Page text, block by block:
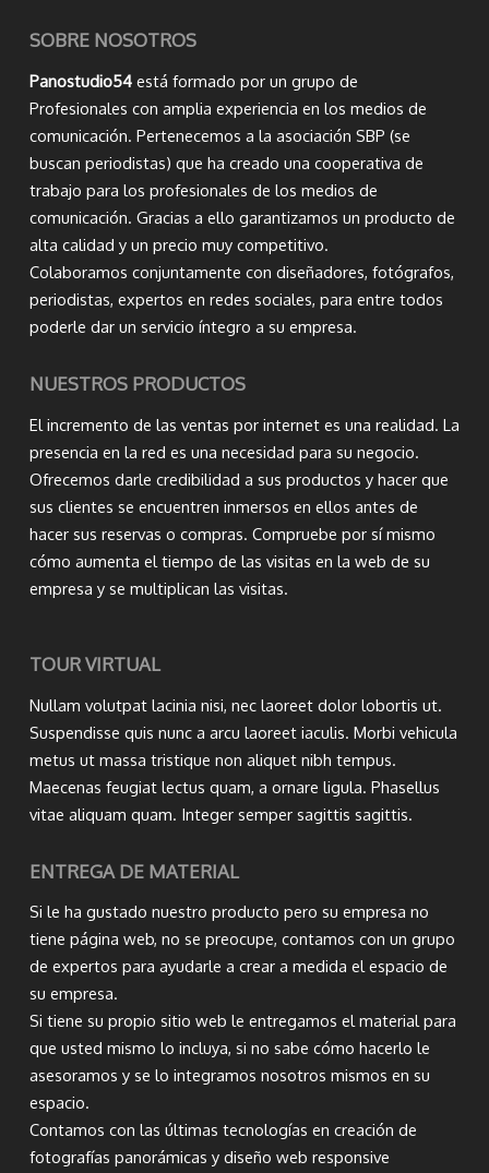
SOBRE NOSOTROS
Panostudio54 está formado por un grupo de
Profesionales con amplia experiencia en los medios de
comunicación. Pertenecemos a la asociación SBP (se
buscan periodistas) que ha creado una cooperativa de
trabajo para los profesionales de los medios de
comunicación. Gracias a ello garantizamos un producto de
alta calidad y un precio muy competitivo.
Colaboramos conjuntamente con diseñadores, fotógrafos,
periodistas, expertos en redes sociales, para entre todos
poderle dar un servicio íntegro a su empresa.
NUESTROS PRODUCTOS
El incremento de las ventas por internet es una realidad. La
presencia en la red es una necesidad para su negocio.
Ofrecemos darle credibilidad a sus productos y hacer que
sus clientes se encuentren inmersos en ellos antes de
hacer sus reservas o compras. Compruebe por sí mismo
cómo aumenta el tiempo de las visitas en la web de su
empresa y se multiplican las visitas.
TOUR VIRTUAL
Nullam volutpat lacinia nisi, nec laoreet dolor lobortis ut.
Suspendisse quis nunc a arcu laoreet iaculis. Morbi vehicula
metus ut massa tristique non aliquet nibh tempus.
Maecenas feugiat lectus quam, a ornare ligula. Phasellus
vitae aliquam quam. Integer semper sagittis sagittis.
ENTREGA DE MATERIAL
Si le ha gustado nuestro producto pero su empresa no
tiene página web, no se preocupe, contamos con un grupo
de expertos para ayudarle a crear a medida el espacio de
su empresa.
Si tiene su propio sitio web le entregamos el material para
que usted mismo lo incluya, si no sabe cómo hacerlo le
asesoramos y se lo integramos nosotros mismos en su
espacio.
Contamos con las últimas tecnologías en creación de
fotografías panorámicas y diseño web responsive